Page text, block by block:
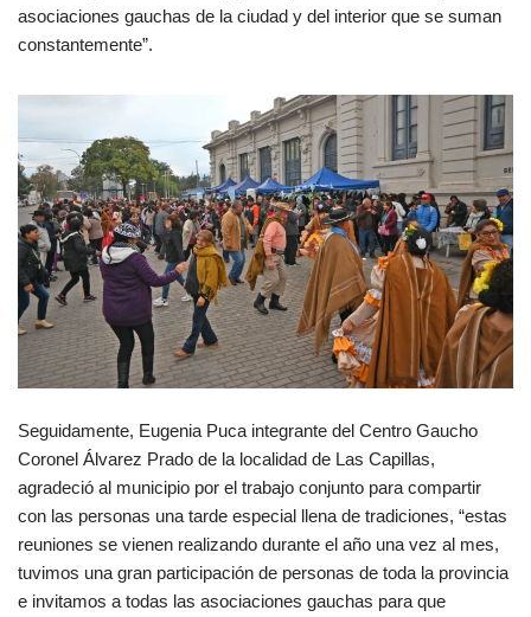
asociaciones gauchas de la ciudad y del interior que se suman
constantemente”.
Seguidamente, Eugenia Puca integrante del Centro Gaucho
Coronel Álvarez Prado de la localidad de Las Capillas,
agradeció al municipio por el trabajo conjunto para compartir
con las personas una tarde especial llena de tradiciones, “estas
reuniones se vienen realizando durante el año una vez al mes,
tuvimos una gran participación de personas de toda la provincia
e invitamos a todas las asociaciones gauchas para que